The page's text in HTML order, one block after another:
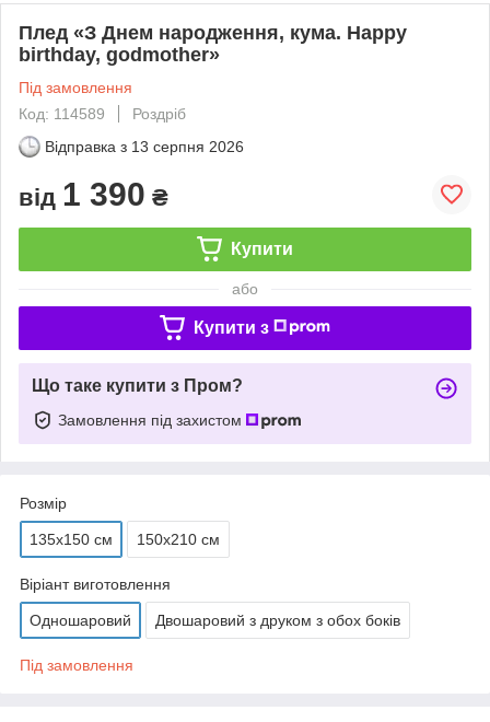
Плед «З Днем народження, кума. Happy
birthday, godmother»
Під замовлення
Код: 114589
Роздріб
Відправка з 13 серпня 2026
від 1 390 ₴
Купити
або
Купити з
Що таке купити з Пром?
Замовлення під захистом
Розмір
135х150 см 150х210 см
Віріант виготовлення
Одношаровий Двошаровий з друком з обох боків
Під замовлення